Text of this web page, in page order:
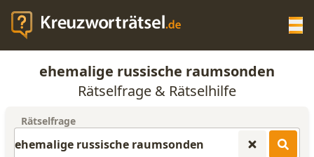
KREUZWORTRÄTSEL-HILFE
ehemalige russische raumsonden
Rätselfrage & Rätselhilfe
Rätselfrage